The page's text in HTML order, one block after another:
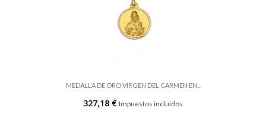
MEDALLA DE ORO VIRGEN DEL CARMEN EN...
327,18 € Impuestos incluidos